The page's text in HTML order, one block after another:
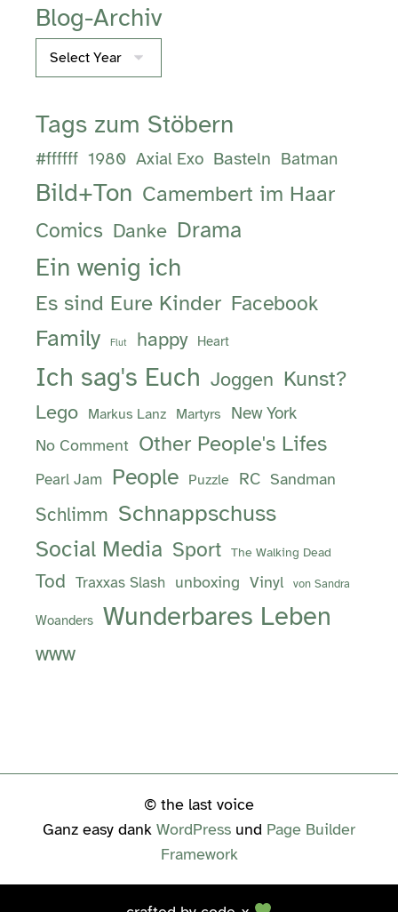
Blog-Archiv
Archives
Tags zum Stöbern
#ffffff 1980 Axial Exo Basteln Batman
Bild+Ton Camembert im Haar
Comics Danke Drama
Ein wenig ich
Es sind Eure Kinder Facebook
Family Flut happy Heart
Ich sag's Euch Joggen Kunst?
Lego Markus Lanz Martyrs New York
No Comment Other People's Lifes
Pearl Jam People Puzzle RC Sandman
Schlimm Schnappschuss
Social Media Sport The Walking Dead
Tod Traxxas Slash unboxing Vinyl von Sandra
Woanders Wunderbares Leben
www
© the last voice
Ganz easy dank WordPress und Page Builder
Framework